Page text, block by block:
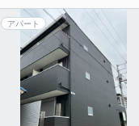
アパート